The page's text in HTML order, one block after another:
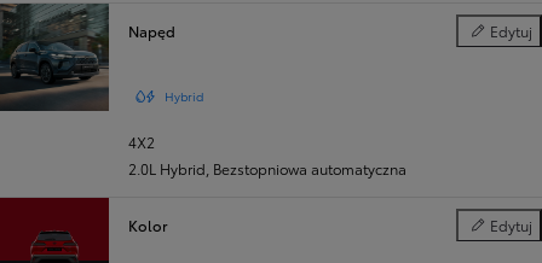
Napęd Edytuj
Napęd
Hybrid
4X2
2.0L Hybrid Bezstopniowa automatyczna
Kolor Edytuj
Kolor